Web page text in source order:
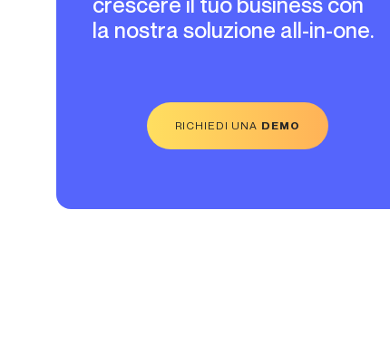
la nostra soluzione all-in-one.
RICHIEDI UNA DEMO